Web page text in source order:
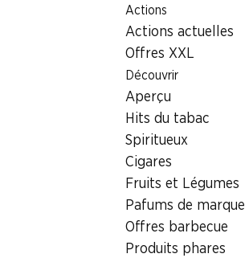
Actions
Actions actuelles
Offres XXL
Découvrir
Aperçu
Hits du tabac
Spiritueux
Cigares
Fruits et Légumes
Pafums de marque
Offres barbecue
Produits phares
Localisateur de succursales
Succursale Denner Im Grund 9 + 11,
5014 Gretzenbach
Succursale Denner
Im Grund 9 + 11, 5014 Gretzenbach